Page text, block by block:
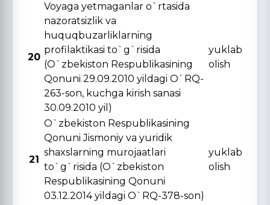
20
Voyaga yetmaganlar o`rtasida
nazoratsizlik va
huquqbuzarliklarning
profilaktikasi to`g`risida
(O`zbekiston Respublikasining
Qonuni 29.09.2010 yildagi O`RQ-
263-son, kuchga kirish sanasi
30.09.2010 yil)
yuklab
olish
21
O`zbekiston Respublikasining
Qonuni Jismoniy va yuridik
shaxslarning murojaatlari
to`g`risida (O`zbekiston
Respublikasining Qonuni
03.12.2014 yildagi O`RQ-378-son)
yuklab
olish